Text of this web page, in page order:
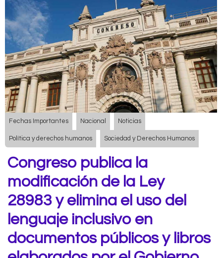
Fechas Importantes Nacional Noticias
Política y derechos humanos Sociedad y Derechos Humanos
Congreso publica la
modificación de la Ley
28983 y elimina el uso del
lenguaje inclusivo en
documentos públicos y libros